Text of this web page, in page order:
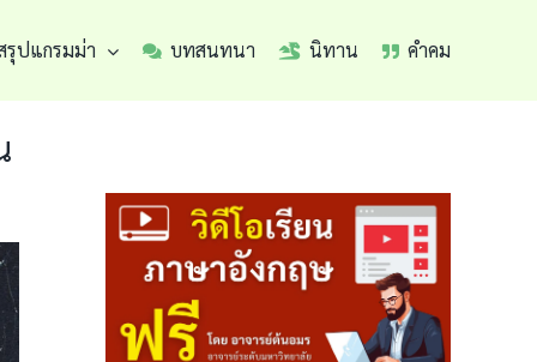
รุปแกรมม่า บทสนทนา นิทาน คำคม